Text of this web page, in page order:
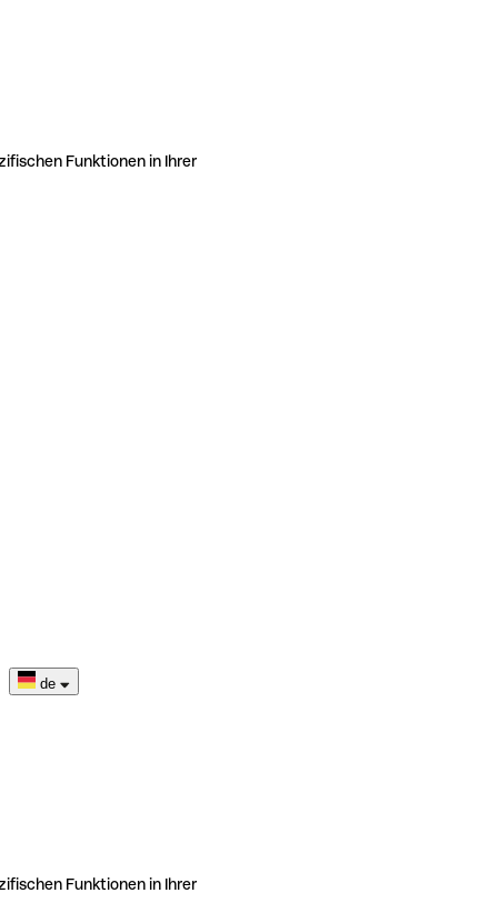
Funktionen in Ihrer
de
Funktionen in Ihrer